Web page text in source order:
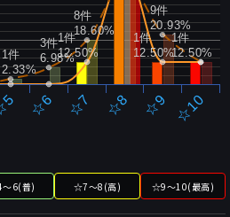
☆6 ☆7 ☆8 ☆9 ☆10
1件
12.50%
1件
12.50%
1件
12.50%
1件
2.33%
3件
6.98%
8件
18.60%
9件
20.93%
6(普) ☆7～8(高) ☆9～10(最高)